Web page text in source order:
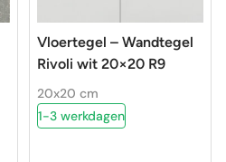
Vloertegel – Wandtegel
Rivoli wit 20×20 R9
20x20 cm
1-3 werkdagen